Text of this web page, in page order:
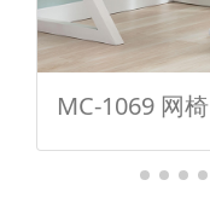
MC-1069 网椅